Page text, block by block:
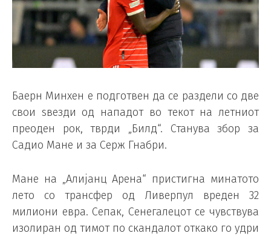
Баерн Минхен е подготвен да се раздели со две
свои ѕвезди од нападот во текот на летниот
преоден рок, тврди „Билд“. Станува збор за
Садио Мане и за Серж Гнабри.
Мане на „Алијанц Арена“ пристигна минатото
лето со трансфер од Ливерпул вреден 32
милиони евра. Сепак, Сенегалецот се чувствува
изолиран од тимот по скандалот откако го удри